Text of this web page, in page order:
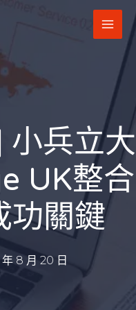
兵立大
UK整合
功關鍵
8 月 20 日